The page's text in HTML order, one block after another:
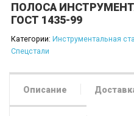
ПОЛОСА
ГОСТ 1435-99
Категории: Инструментальная
Спецстали
Описание